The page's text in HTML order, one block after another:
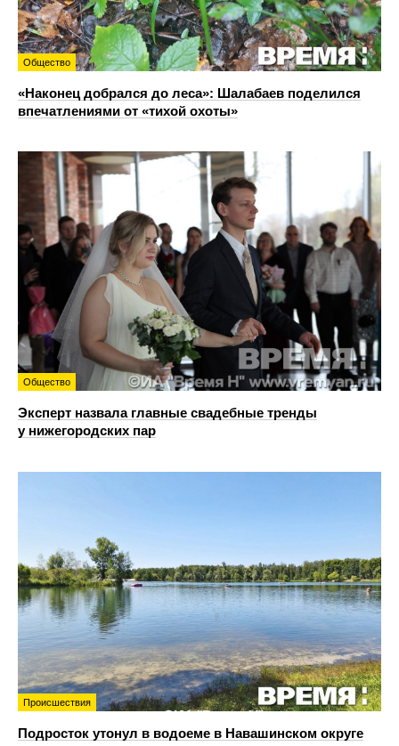
Общество
«Наконец добрался до леса»: Шалабаев поделился
впечатлениями от «тихой охоты»
Общество
Эксперт назвала главные свадебные тренды
у нижегородских пар
Происшествия
Подросток утонул в водоеме в Навашинском округе